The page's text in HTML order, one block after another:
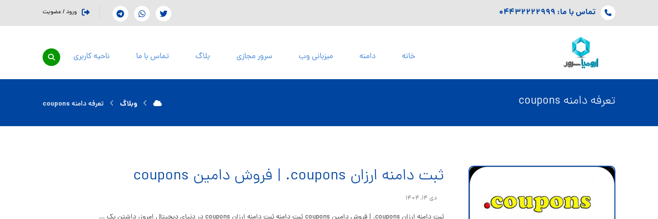
تماس با ما: ۰۴۴۳۲۲۲۲۹۹۹ ورود / عضویت
خانه دامنه میزبانی وب سرور مجازی بلاگ تماس با ما ناحیه کاربری
تعرفه دامنه coupons وبلاگ تعرفه دامنه coupons
ثبت دامنه ارزان coupons. | فروش دامین coupons
دی ۱۴, ۱۴۰۴